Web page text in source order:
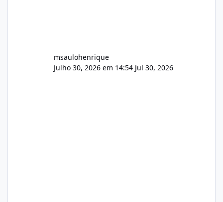
msaulohenrique
Julho 30, 2026 em 14:54 Jul 30, 2026